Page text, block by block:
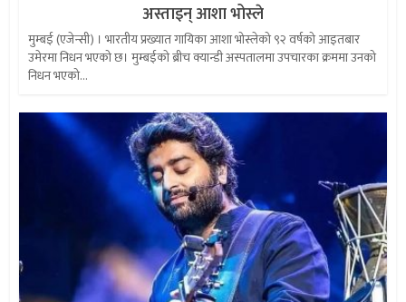
अस्ताइन् आशा भोस्ले
मुम्बई (एजेन्सी) । भारतीय प्रख्यात गायिका आशा भोस्लेको ९२ वर्षको आइतबार
उमेरमा निधन भएको छ। मुम्बईकाे ब्रीच क्यान्डी अस्पतालमा उपचारका क्रममा उनको
निधन भएको...